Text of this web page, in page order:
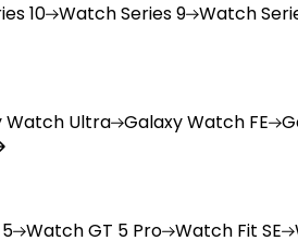
10 WatchSeries 9 Watch
Watch Ultra GalaxyWatch FE
WatchGT 5 Pro Watch Fit SE